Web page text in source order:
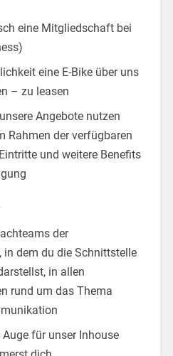
eine Mitgliedschaft bei
eine E-Bike über uns
– zu leasen
Angebote nutzen
Rahmen der verfügbaren
und weitere Benefits
der
dem du die Schnittstelle
in allen
rund um das Thema
für unser Inhouse